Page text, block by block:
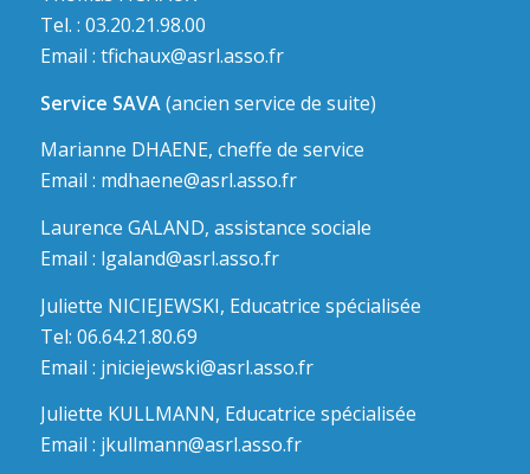
Tel. : 03.20.21.98.00
Email : tfichaux@asrl.asso.fr
Service SAVA(ancien service de suite)
Marianne DHAENE, cheffe de service
Email : mdhaene@asrl.asso.fr
Laurence GALAND, assistance sociale
Email : lgaland@asrl.asso.fr
Juliette NICIEJEWSKI, Educatrice spécialisée
Tel: 06.64.21.80.69
Email : jniciejewski@asrl.asso.fr
Juliette KULLMANN, Educatrice spécialisée
Email : jkullmann@asrl.asso.fr